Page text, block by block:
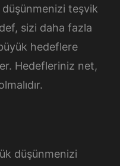
teşvik
sizi daha fazla
hedeflere
Hedefleriniz net,
düşünmenizi